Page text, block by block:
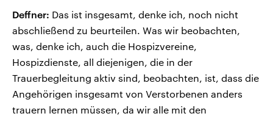
Deffner: Das ist insgesamt, denke ich, noch nicht
abschließend zu beurteilen. Was wir beobachten,
was, denke ich, auch die Hospizvereine,
Hospizdienste, all diejenigen, die in der
Trauerbegleitung aktiv sind, beobachten, ist, dass die
Angehörigen insgesamt von Verstorbenen anders
trauern lernen müssen, da wir alle mit den